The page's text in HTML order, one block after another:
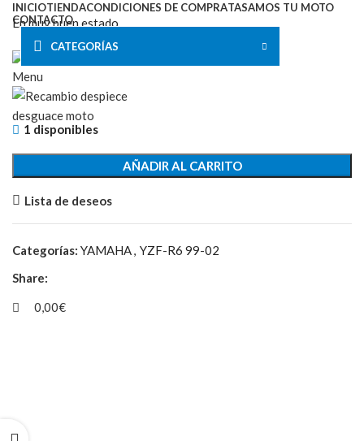
INICIOTIENDACONDICIONES DE COMPRATASAMOS TU MOTO
CONTACTO
CATEGORÍAS
Menu
0,00€
En muy buen estado.
1 disponibles
AÑADIR AL CARRITO
Lista de deseos
Categorías: YAMAHA, YZF-R6 99-02
Share: